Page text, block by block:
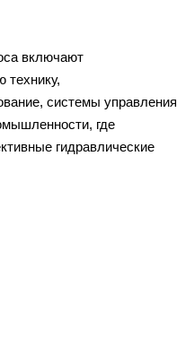
включают
технику,
системы управления
где
гидравлические